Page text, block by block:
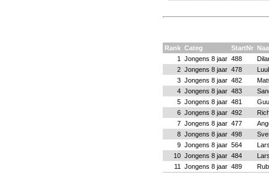
Rank Categ StartNr
1
Jongens 8 jaar 488
2 Jongens 8 jaar 478
3 Jongens 8 jaar 482
4 Jongens 8 jaar 483
5 Jongens 8 jaar 481
6 Jongens 8 jaar 492
7 Jongens 8 jaar 477
8 Jongens 8 jaar 498
9 Jongens 8 jaar 564
10 Jongens 8 jaar 484
11
Jongens 8 jaar 489